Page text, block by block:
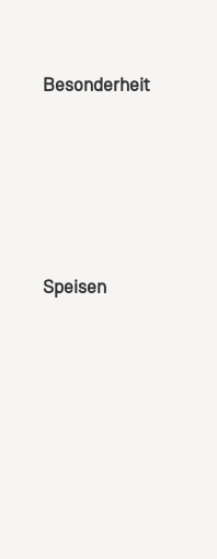
Besonderheit
Speisen